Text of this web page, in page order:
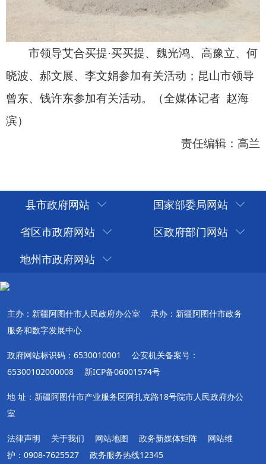
县市政府网站
国家部委局网站
省区市政府网站
区政府部门网站
地州市政府网站
主办：新疆阿图什市人民政府办公室
承办：新疆阿图什市政务
服务和数字发展中心
政府网站标识码：6530010001
公安机关备案号：
65300102000008
新ICP备06001574号
地 址：新疆阿图什市产业服务区阿扎克路18号院市人民政府办公
室
法律声明 关于我们 网站地图 政务新媒体矩阵
网站维
护：0908-7625527
政务服务热线12345